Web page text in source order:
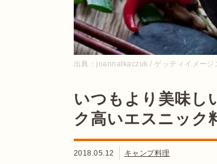
出典： joannatkaczuk / ゲッティイメージ
いつもより美味し
ク高いエスニック
2018.05.12 キャンプ料理